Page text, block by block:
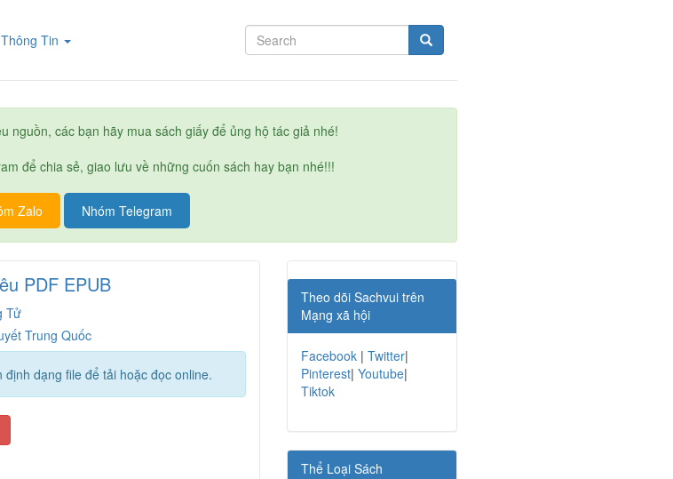
Thông Tin
nguồn, các bạn hãy mua sách giấy để ủng hộ tác giả nhé!
để chia sẻ, giao lưu về những cuốn sách hay bạn nhé!!!
Zalo Nhóm Telegram
PDF EPUB
Tử
Trung Quốc
định dạng file để tải hoặc đọc online.
Theo dõi Sachvui trên
Mạng xã hội
Facebook | Twitter|
Pinterest| Youtube|
Tiktok
Thể Loại Sách